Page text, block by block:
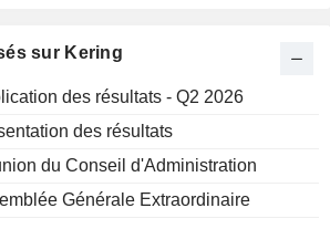
sur Kering
des résultats - Q2 2026
des résultats
du Conseil d'Administration
Générale Extraordinaire